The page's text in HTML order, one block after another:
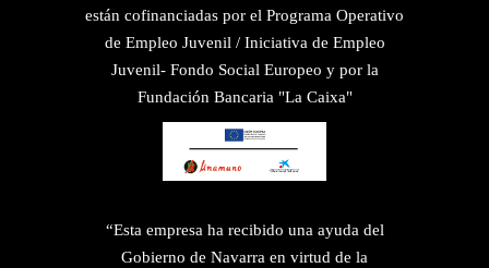
están cofinanciadas por el Programa Operativo
de Empleo Juvenil / Iniciativa de Empleo
Juvenil- Fondo Social Europeo y por la
Fundación Bancaria "La Caixa"
“Esta empresa ha recibido una ayuda del
Gobierno de Navarra en virtud de la